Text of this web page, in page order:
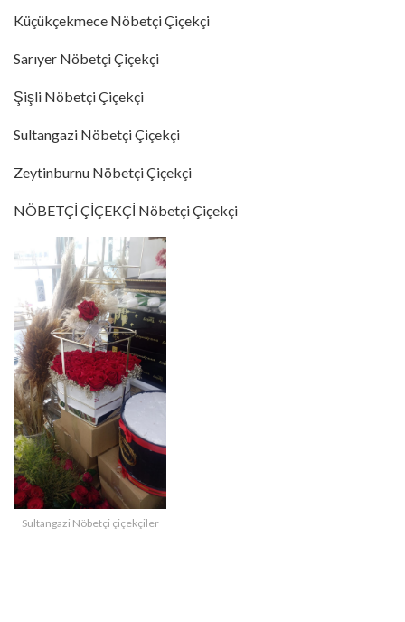
Küçükçekmece Nöbetçi Çiçekçi
Sarıyer Nöbetçi Çiçekçi
Şişli Nöbetçi Çiçekçi
Sultangazi Nöbetçi Çiçekçi
Zeytinburnu Nöbetçi Çiçekçi
NÖBETÇİ ÇİÇEKÇİ Nöbetçi Çiçekçi
Sultangazi Nöbetçi çiçekçiler